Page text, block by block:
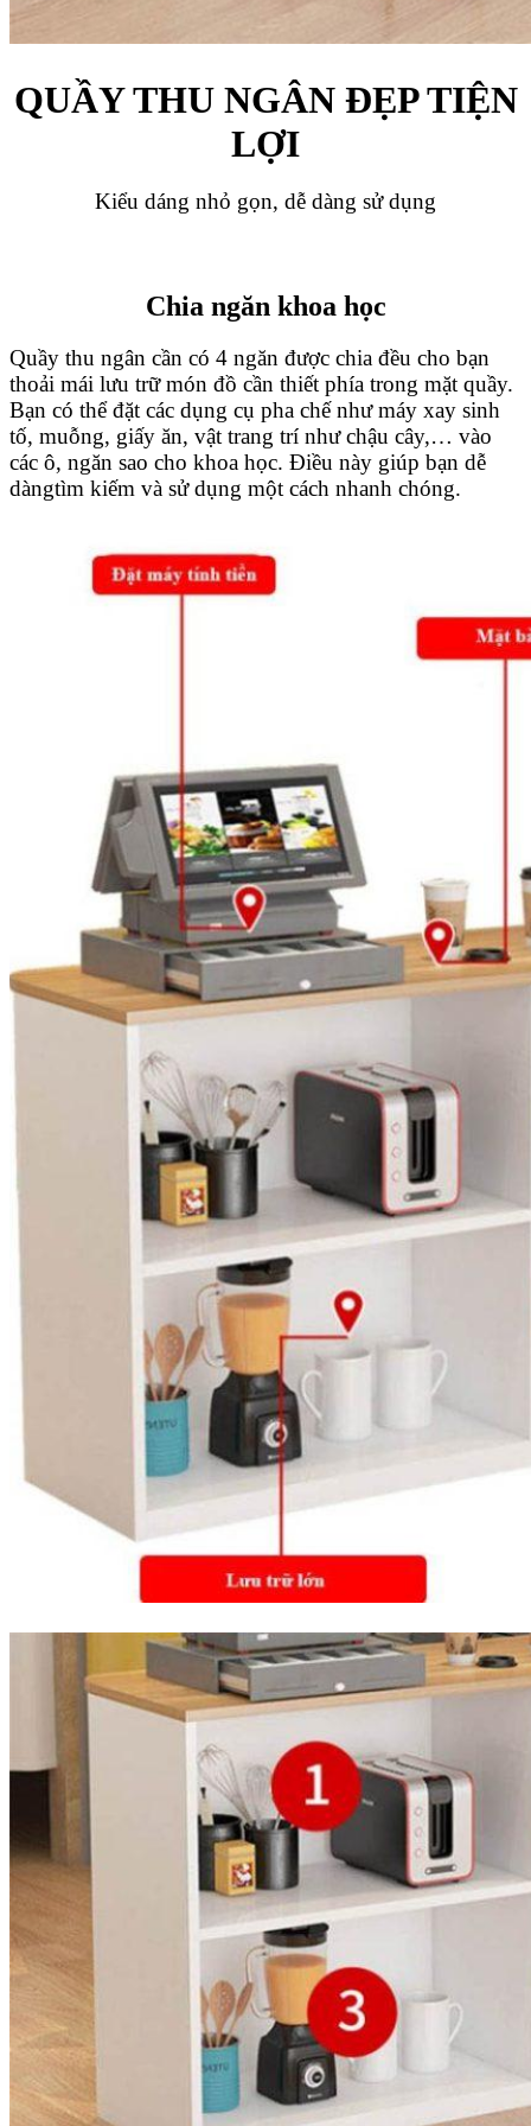
QUẦY THU NGÂN ĐẸP TIỆN
LỢI
Kiểu dáng nhỏ gọn, dễ dàng sử dụng
Chia ngăn khoa học
Quầy thu ngân cần có 4 ngăn được chia đều cho bạn
thoải mái lưu trữ món đồ cần thiết phía trong mặt quầy.
Bạn có thể đặt các dụng cụ pha chế như máy xay sinh
tố, muỗng, giấy ăn, vật trang trí như chậu cây,… vào
các ô, ngăn sao cho khoa học. Điều này giúp bạn dễ
dàngtìm kiếm và sử dụng một cách nhanh chóng.